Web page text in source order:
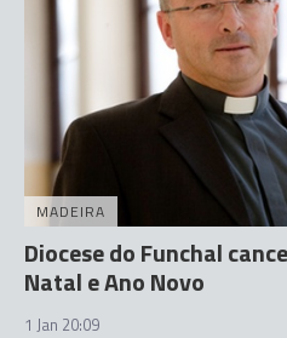
MADEIRA
Diocese do Funchal
Natal e Ano Novo
1 Jan 20:09